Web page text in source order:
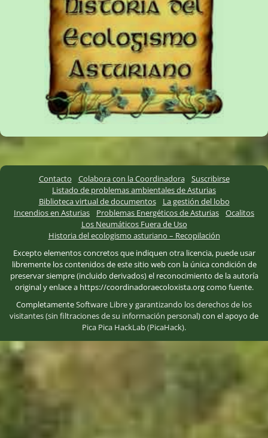
Contacto Colabora con la Coordinadora
Suscribirse
Listado de problemas ambientales de Asturias
Biblioteca virtual de documentos
La gestión del lobo
Incendios en Asturias
Problemas Energéticos de Asturias
Ocalitos
Los Neumáticos Fuera de Uso
Historia del ecologismo asturiano – Recopilación
Excepto elementos concretos que indiquen otra licencia, puede usar
libremente los contenidos de este sitio web con la única condición de
preservar siempre (incluido derivados) el reconocimiento de la autoría
original y enlace a https://coordinadoraecoloxista.org como fuente.
CompletamenteSoftware Libreygarantizando los derechos de los
visitantes (sin filtraciones de su información personal)con el apoyo de
Pica Pica HackLab (PicaHack).